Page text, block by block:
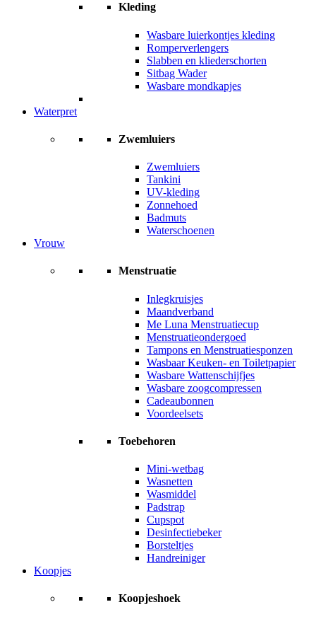
Kleding
Wasbare luierkontjes kleding
Romperverlengers
Slabben en kliederschorten
Sitbag Wader
Wasbare mondkapjes
Waterpret
Zwemluiers
Zwemluiers
Tankini
UV-kleding
Zonnehoed
Badmuts
Waterschoenen
Vrouw
Menstruatie
Inlegkruisjes
Maandverband
Me Luna Menstruatiecup
Menstruatieondergoed
Tampons en Menstruatiesponzen
Wasbaar Keuken- en Toiletpapier
Wasbare Wattenschijfjes
Wasbare zoogcompressen
Cadeaubonnen
Voordeelsets
Toebehoren
Mini-wetbag
Wasnetten
Wasmiddel
Padstrap
Cupspot
Desinfectiebeker
Borsteltjes
Handreiniger
Koopjes
Koopjeshoek